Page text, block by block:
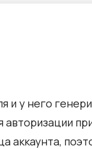
и у него
авторизации
аккаунта,